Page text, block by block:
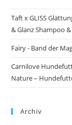
Taft x GLISS
& Glanz Shampoo
Fairy - Band der
Carnilove
Nature –
Archiv